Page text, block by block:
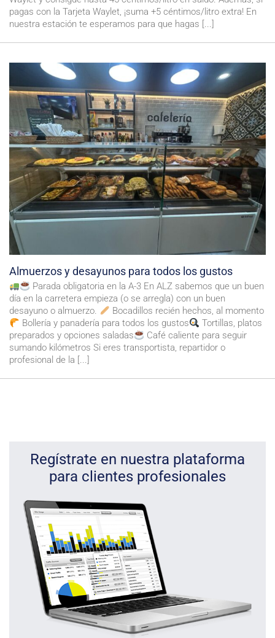
pagas con la Tarjeta Waylet, ¡suma +5 céntimos/litro extra! En
nuestra estación te esperamos para que hagas [...]
Almuerzos y desayunos para todos los gustos
Parada obligatoria en la A-3 En ALZ sabemos que un buen
día en la carretera empieza (o se arregla) con un buen
desayuno o almuerzo.
Bocadillos recién hechos, al momento
Bollería y panadería para todos los gustos
Tortillas, platos
preparados y opciones saladas
Café caliente para seguir
sumando kilómetros Si eres transportista, repartidor o
profesional de la [...]
Regístrate en nuestra plataforma
para clientes profesionales